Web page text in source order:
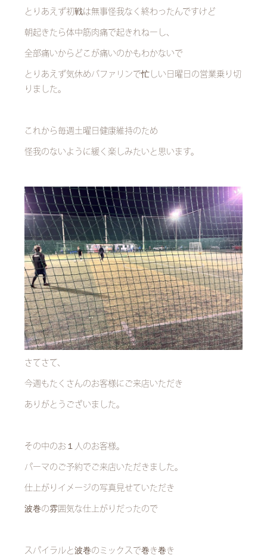
とりあえず初戦は無事怪我なく終わったんですけど
朝起きたら体中筋肉痛で起きれねーし、
全部痛いからどこが痛いのかもわかないで
とりあえず気休めバファリンで忙しい日曜日の営業乗り切
りました。
これから毎週土曜日健康維持のため
怪我のないように緩く楽しみたいと思います。
さてさて、
今週もたくさんのお客様にご来店いただき
ありがとうございました。
その中のお１人のお客様。
パーマのご予約でご来店いただきました。
仕上がりイメージの写真見せていただき
波巻の雰囲気な仕上がりだったので
スパイラルと波巻のミックスで巻き巻き